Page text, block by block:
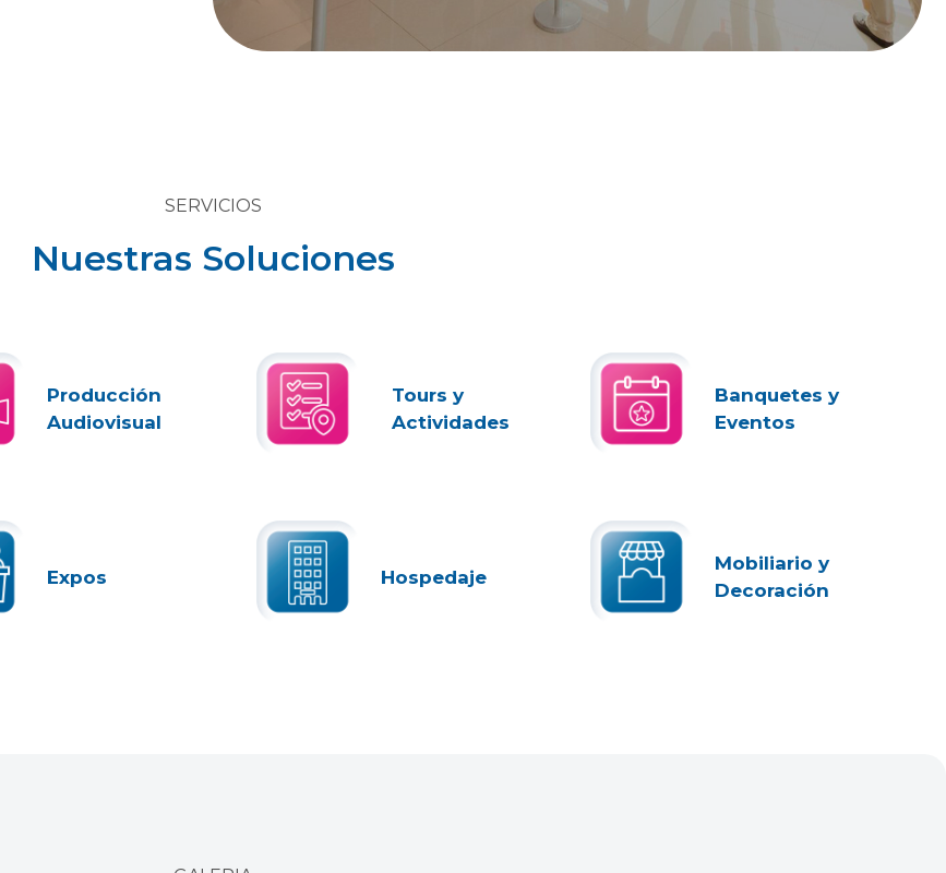
SERVICIOS
Nuestras Soluciones
Producción
Audiovisual
Tours y
Actividades
Banquetes y
Eventos
Expos Hospedaje
Mobiliario y
Decoración